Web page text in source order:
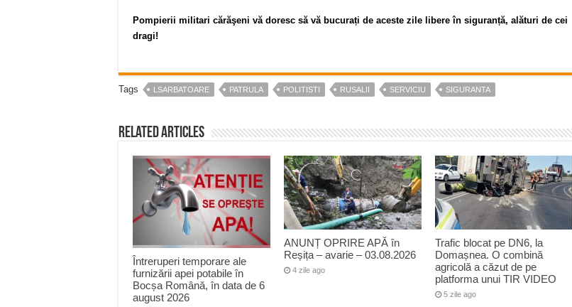
Pompierii militari cărăşeni vă doresc să vă bucurați de aceste zile libere în siguranță, alături de cei
dragi!
Tags LSARBATOARE PATRULA POLITISTI RUSALII SERVICIU SIGURANTA
Related Articles
Întreruperi temporare ale
furnizării apei potabile în
Bocșa Română, în data de 6
august 2026
ANUNȚ OPRIRE APĂ în
Reșița – avarie – 03.08.2026
4 zile ago
Trafic blocat pe DN6, la
Domașnea. O combină
agricolă a căzut de pe
platforma unui TIR VIDEO
5 zile ago